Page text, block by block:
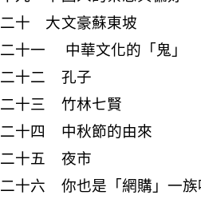
二十 大文豪蘇東坡
二十一 中華文化的「鬼」
二十二 孔子
二十三 竹林七賢
二十四 中秋節的由來
二十五 夜市
二十六 你也是「網購」一族